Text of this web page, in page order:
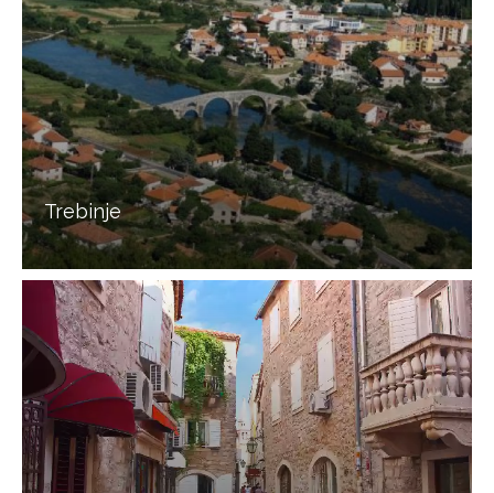
Trebinje